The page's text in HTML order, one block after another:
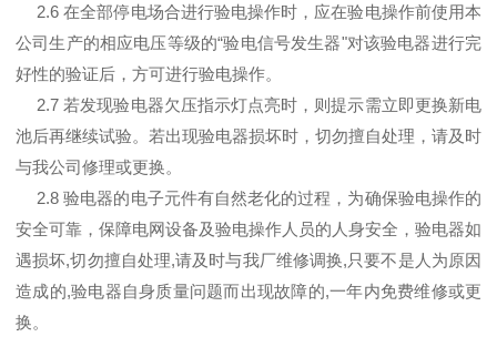
2.6 在全部停电场合进行验电操作时，应在验电操作前使用本
公司生产的相应电压等级的“验电信号发生器"对该验电器进行完
好性的验证后，方可进行验电操作。
2.7 若发现验电器欠压指示灯点亮时，则提示需立即更换新电
池后再继续试验。若出现验电器损坏时，切勿擅自处理，请及时
与我公司修理或更换。
2.8 验电器的电子元件有自然老化的过程，为确保验电操作的
安全可靠，保障电网设备及验电操作人员的人身安全，验电器如
遇损坏,切勿擅自处理,请及时与我厂维修调换,只要不是人为原因
造成的,验电器自身质量问题而出现故障的,一年内免费维修或更
换。